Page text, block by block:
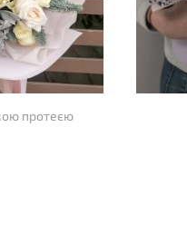
протеєю